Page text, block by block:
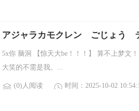
アジャラカモクレン ごじょう
5x你 脑洞 【惊天大be！！！】 算不上梦文
大笑的不需是我。...
(0)人阅读 时间：2025-10-02